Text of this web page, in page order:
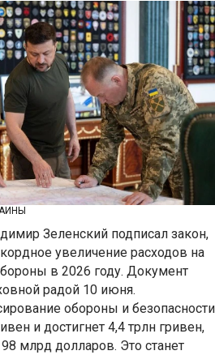
Зеленский подписал закон,
увеличение расходов на
в 2026 году. Документ
радой 10 июня.
обороны и безопасности
и достигнет 4,4 трлн гривен,
млрд долларов. Это станет